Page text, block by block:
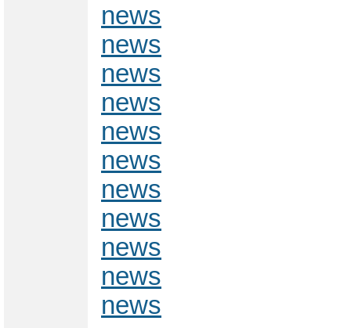
news
news
news
news
news
news
news
news
news
news
news